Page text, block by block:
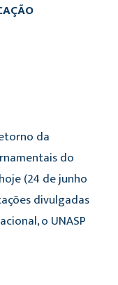
da
do
(24 de junho
divulgadas
o UNASP